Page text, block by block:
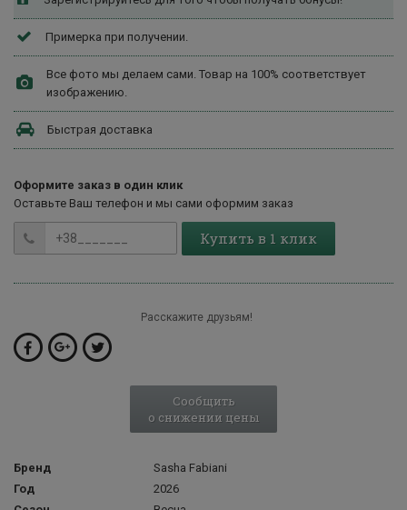
Примерка при получении.
Все фото мы делаем сами. Товар на 100% соответствует
изображению.
Быстрая доставка
Оформите заказ в один клик
Оставьте Ваш телефон и мы сами оформим заказ
Купить в 1 клик
Расскажите друзьям!
Сообщить
о снижении цены
Бренд
Sasha Fabiani
Год
2026